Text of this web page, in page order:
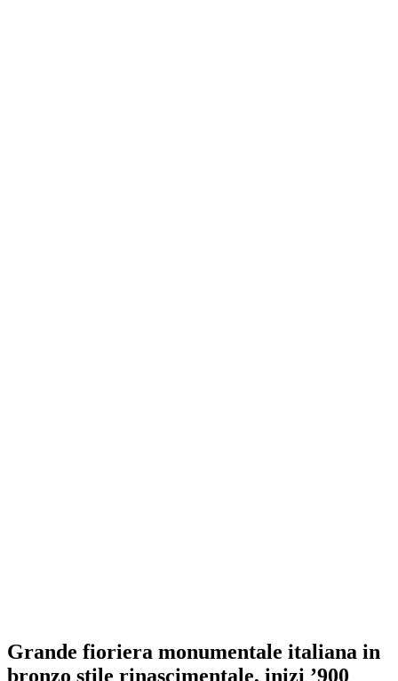
Grande fioriera monumentale italiana in
bronzo stile rinascimentale, inizi ’900